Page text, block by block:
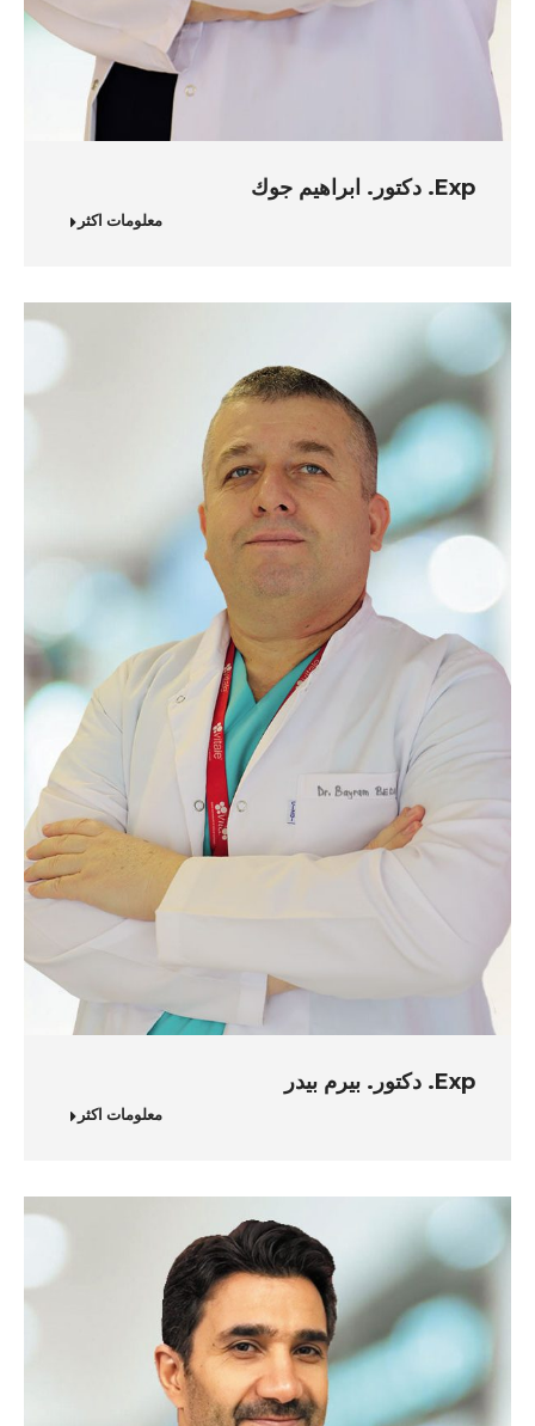
Exp. دكتور. ابراهيم جوك
معلومات اكثر
Exp. دكتور. بيرم بيدر
معلومات اكثر